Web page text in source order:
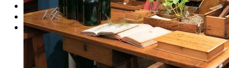
REVISTA DIGITAL
ASSINE
MINHA CONTA
Detalhes da conta
Senha perdida